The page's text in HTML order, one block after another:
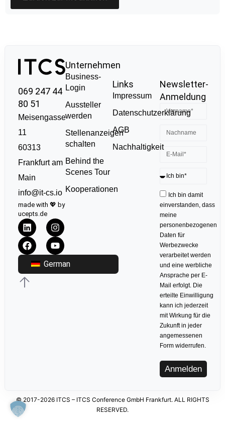
069 247 44
80 51
Meisengasse
11
60313
Frankfurt am
Main
info@it-cs.io
made with 💖 by
ucepts.de
German
Unternehmen
Business-
Login
Aussteller
werden
Stellenanzeigen
schalten
Behind the
Scenes Tour
Kooperationen
Links
Impressum
Datenschutzerklärung
AGB
Nachhaltigkeit
Newsletter-
Anmeldung
Ich bin damit
einverstanden, dass
meine
personenbezogenen
Daten für
Werbezwecke
verarbeitet werden
und eine werbliche
Ansprache per E-
Mail erfolgt. Die
erteilte Einwilligung
kann ich jederzeit
mit Wirkung für die
Zukunft in jeder
angemessenen
Form widerrufen.
Anmelden
© 2017-2026 ITCS – ITCS Conference GmbH Frankfurt. ALL RIGHTS
RESERVED.